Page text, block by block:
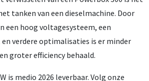
tanken van een dieselmachine. Door
een hoog voltagesysteem, een
verdere optimalisaties is er minder
groter efficiency behaald.
is medio 2026 leverbaar. Volg onze